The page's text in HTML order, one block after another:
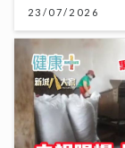
23/07/2026